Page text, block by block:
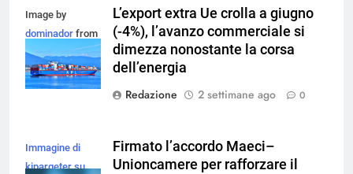
Image by
dominador from
Pixabay
L’export extra Ue crolla a giugno
(-4%), l’avanzo commerciale si
dimezza nonostante la corsa
dell’energia
Redazione
2 settimane ago 0
Immagine di
kjpargeter su
Firmato l’accordo Maeci–
Unioncamere per rafforzare il